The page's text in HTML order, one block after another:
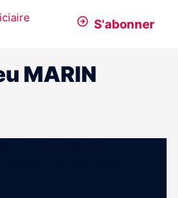
S'abonner
MARIN